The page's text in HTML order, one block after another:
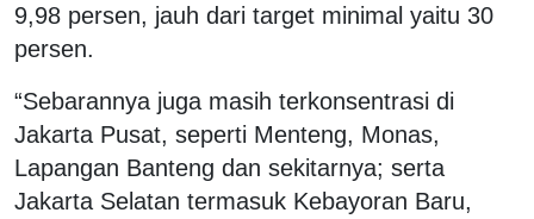
9,98 persen, jauh dari target minimal yaitu 30
persen.
“Sebarannya juga masih terkonsentrasi di
Jakarta Pusat, seperti Menteng, Monas,
Lapangan Banteng dan sekitarnya; serta
Jakarta Selatan termasuk Kebayoran Baru,